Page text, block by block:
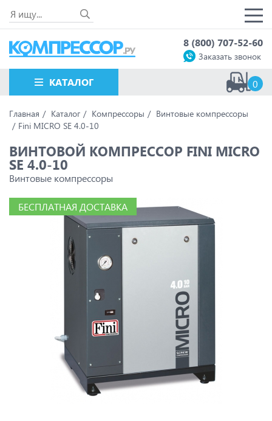
8 (800) 707-52-60
Заказать звонок
КАТАЛОГ 0
Главная Каталог Компрессоры
Винтовые компрессоры
Fini MICRO SE 4.0-10
ВИНТОВОЙ КОМПРЕССОР FINI MICRO
SE 4.0-10
Винтовые компрессоры
БЕСПЛАТНАЯ ДОСТАВКА